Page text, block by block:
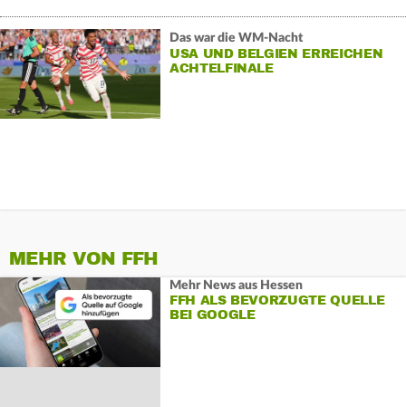
Das war die WM-Nacht
USA UND BELGIEN ERREICHEN
ACHTELFINALE
MEHR VON FFH
Mehr News aus Hessen
FFH ALS BEVORZUGTE QUELLE
BEI GOOGLE